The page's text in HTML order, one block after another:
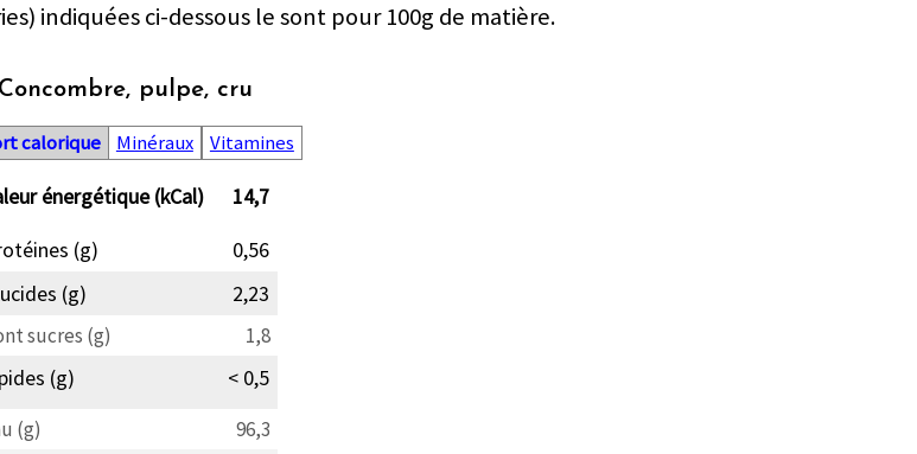
indiquées ci-dessous le sont pour 100g de matière.
Concombre, pulpe, cru
calorique Minéraux Vitamines
énergétique (kCal)
14,7
(g)
0,56
(g)
2,23
sucres (g) 1,8
(g) < 0,5
(g)
96,3